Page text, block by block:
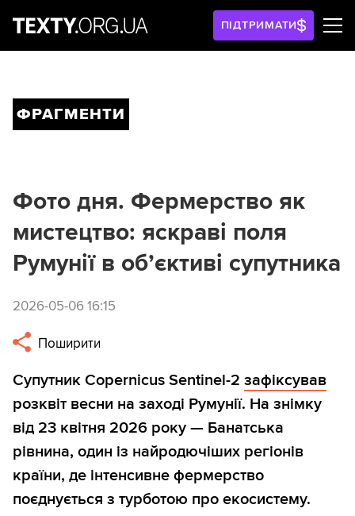
ПІДТРИМАТИ
ФРАГМЕНТИ
Фото дня. Фермерство як
мистецтво: яскраві поля
Румунії в об’єктиві супутника
2026-05-06 16:15
Поширити
Супутник Copernicus Sentinel-2 зафіксував
розквіт весни на заході Румунії. На знімку
від 23 квітня 2026 року — Банатська
рівнина, один із найродючіших регіонів
країни, де інтенсивне фермерство
поєднується з турботою про екосистему.